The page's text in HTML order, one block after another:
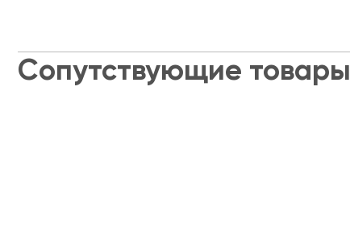
Сопутствующие товары